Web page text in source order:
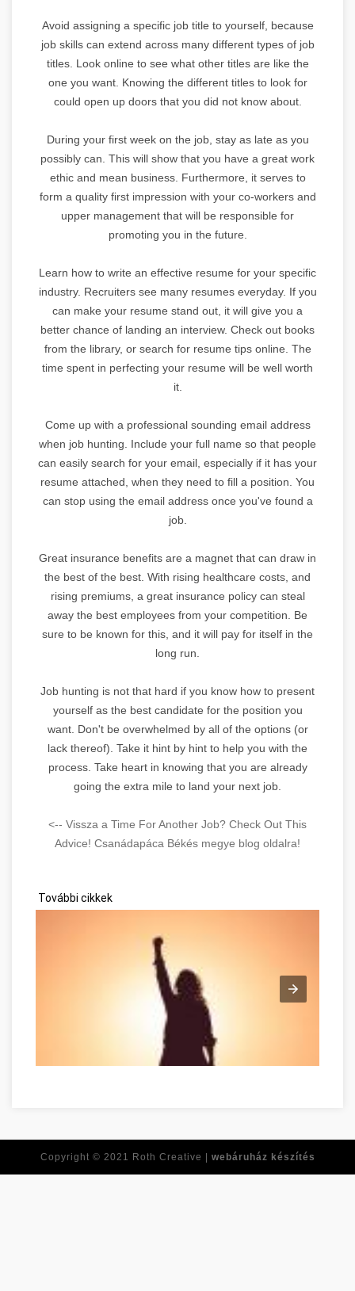
Avoid assigning a specific job title to yourself, because
job skills can extend across many different types of job
titles. Look online to see what other titles are like the
one you want. Knowing the different titles to look for
could open up doors that you did not know about.
During your first week on the job, stay as late as you
possibly can. This will show that you have a great work
ethic and mean business. Furthermore, it serves to
form a quality first impression with your co-workers and
upper management that will be responsible for
promoting you in the future.
Learn how to write an effective resume for your specific
industry. Recruiters see many resumes everyday. If you
can make your resume stand out, it will give you a
better chance of landing an interview. Check out books
from the library, or search for resume tips online. The
time spent in perfecting your resume will be well worth
it.
Come up with a professional sounding email address
when job hunting. Include your full name so that people
can easily search for your email, especially if it has your
resume attached, when they need to fill a position. You
can stop using the email address once you've found a
job.
Great insurance benefits are a magnet that can draw in
the best of the best. With rising healthcare costs, and
rising premiums, a great insurance policy can steal
away the best employees from your competition. Be
sure to be known for this, and it will pay for itself in the
long run.
Job hunting is not that hard if you know how to present
yourself as the best candidate for the position you
want. Don't be overwhelmed by all of the options (or
lack thereof). Take it hint by hint to help you with the
process. Take heart in knowing that you are already
going the extra mile to land your next job.
<-- Vissza a Time For Another Job? Check Out This
Advice! Csanádapáca Békés megye blog oldalra!
További cikkek
Copyright © 2021 Roth Creative | webáruház készítés